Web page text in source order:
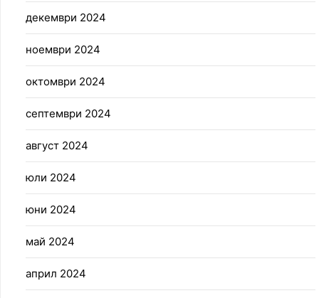
декември 2024
ноември 2024
октомври 2024
септември 2024
август 2024
юли 2024
юни 2024
май 2024
април 2024